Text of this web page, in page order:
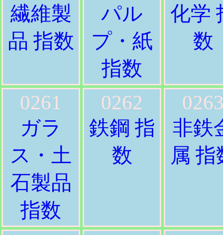
繊維製
品 指数
パル
プ・紙
指数
化学
数
0261
ガラ
ス・土
石製品
指数
0262
鉄鋼 指
数
非鉄
属 指